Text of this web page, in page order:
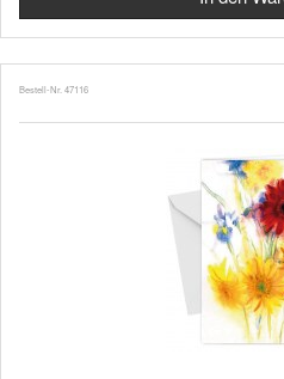
Bestell-Nr. 47116